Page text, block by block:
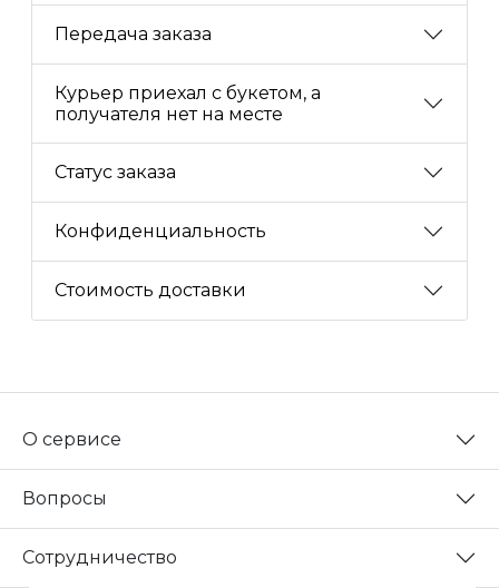
Передача заказа
Курьер приехал с букетом, а
получателя нет на месте
Статус заказа
Конфиденциальность
Стоимость доставки
О сервисе
Вопросы
Сотрудничество